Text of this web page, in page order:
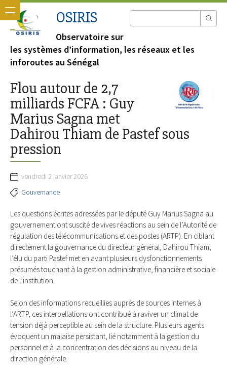
OSIRIS
Observatoire sur
les systèmes d’information, les réseaux et les
inforoutes au Sénégal
Flou autour de 2,7
milliards FCFA : Guy
Marius Sagna met
Dahirou Thiam de Pastef sous
pression
vendredi 2 janvier 2026
Gouvernance
Les questions écrites adressées par le député Guy Marius Sagna au
gouvernement ont suscité de vives réactions au sein de l’Autorité de
régulation des télécommunications et des postes (ARTP). En ciblant
directement la gouvernance du directeur général, Dahirou Thiam,
l’élu du parti Pastef met en avant plusieurs dysfonctionnements
présumés touchant à la gestion administrative, financière et sociale
de l’institution.
Selon des informations recueillies auprès de sources internes à
l’ARTP, ces interpellations ont contribué à raviver un climat de
tension déjà perceptible au sein de la structure. Plusieurs agents
évoquent un malaise persistant, lié notamment à la gestion du
personnel et à la concentration des décisions au niveau de la
direction générale.